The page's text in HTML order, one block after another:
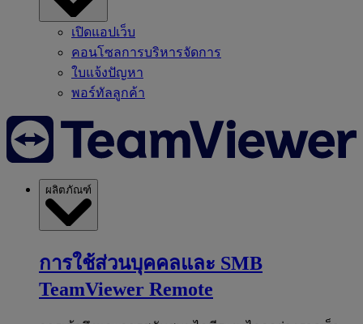
เปิดแอปเว็บ
คอนโซลการบริหารจัดการ
ใบแจ้งปัญหา
พอร์ทัลลูกค้า
ผลิตภัณฑ์
การใช้ส่วนบุคคลและ SMB
TeamViewer Remote